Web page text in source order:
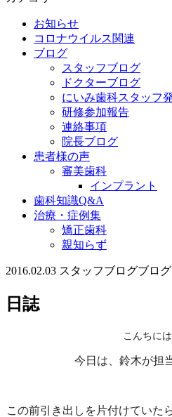
お知らせ
コロナウイルス関連
ブログ
スタッフブログ
ドクターブログ
にいみ歯科スタッフ
研修参加報告
連絡事項
院長ブログ
患者様の声
審美歯科
インプラント
歯科知識Q&A
治療・症例集
矯正歯科
親知らず
2016.02.03 スタッフブログブログ
日誌
こんちには
今日は、鈴木が担
この前引き出しを片付けていた